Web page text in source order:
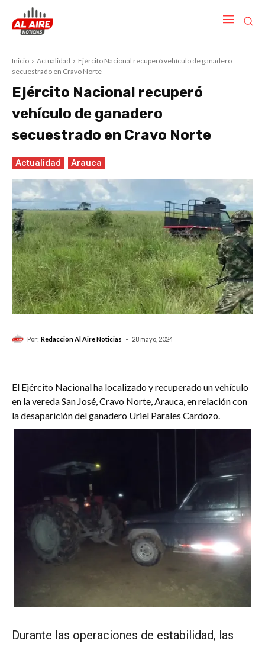
Inicio Actualidad
Ejército Nacional recuperó vehículo de ganadero
secuestrado en Cravo Norte
Ejército Nacional recuperó
vehículo de ganadero
secuestrado en Cravo Norte
Actualidad Arauca
Por: Redacción Al Aire Noticias - 28 mayo, 2024
El Ejército Nacional ha localizado y recuperado un vehículo
en la vereda San José, Cravo Norte, Arauca, en relación con
la desaparición del ganadero Uriel Parales Cardozo.
Durante las operaciones de estabilidad, las